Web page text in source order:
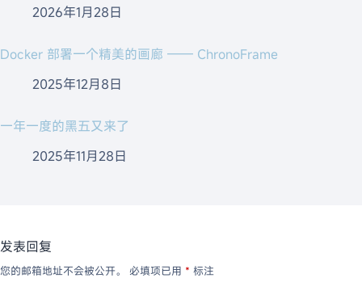
2026年1月28日
Docker 部署一个精美的画廊 —— ChronoFrame
2025年12月8日
一年一度的黑五又来了
2025年11月28日
发表回复
您的邮箱地址不会被公开。 必填项已用 * 标注